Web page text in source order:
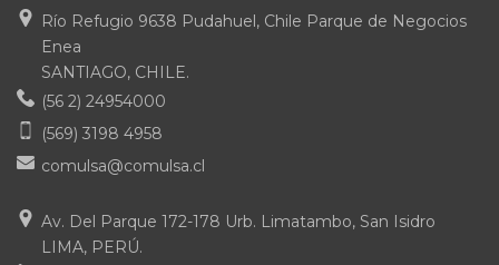
Río Refugio 9638 Pudahuel, Chile Parque de Negocios
Enea
SANTIAGO, CHILE.
(56 2) 24954000
(569) 3198 4958
comulsa@comulsa.cl
Av. Del Parque 172-178 Urb. Limatambo, San Isidro
LIMA, PERÚ.